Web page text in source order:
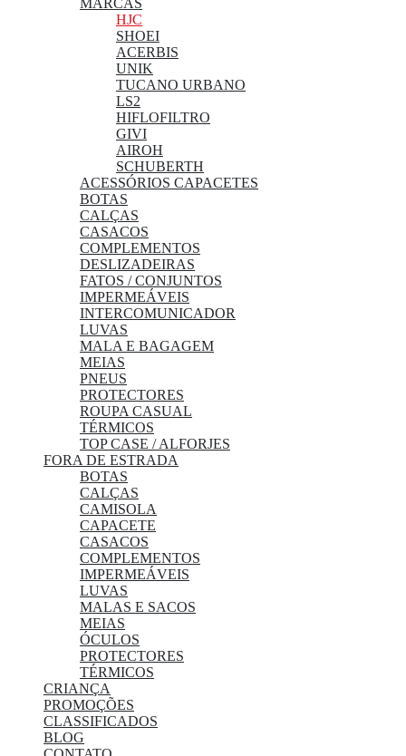
MARCAS
HJC
SHOEI
ACERBIS
UNIK
TUCANO URBANO
LS2
HIFLOFILTRO
GIVI
AIROH
SCHUBERTH
ACESSÓRIOS CAPACETES
BOTAS
CALÇAS
CASACOS
COMPLEMENTOS
DESLIZADEIRAS
FATOS / CONJUNTOS
IMPERMEÁVEIS
INTERCOMUNICADOR
LUVAS
MALA E BAGAGEM
MEIAS
PNEUS
PROTECTORES
ROUPA CASUAL
TÉRMICOS
TOP CASE / ALFORJES
FORA DE ESTRADA
BOTAS
CALÇAS
CAMISOLA
CAPACETE
CASACOS
COMPLEMENTOS
IMPERMEÁVEIS
LUVAS
MALAS E SACOS
MEIAS
ÓCULOS
PROTECTORES
TÉRMICOS
CRIANÇA
PROMOÇÕES
CLASSIFICADOS
BLOG